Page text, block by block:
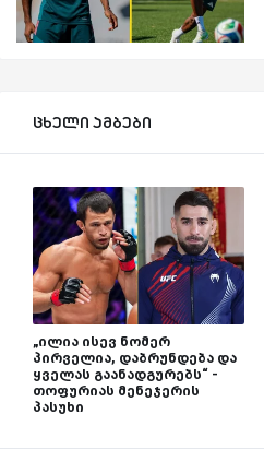
ცხელი ამბები
„ილია ისევ ნომერ
პირველია, დაბრუნდება და
ყველას გაანადგურებს“ -
თოფურიას მენეჯერის
პასუხი